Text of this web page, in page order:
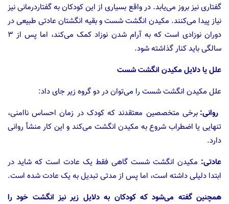
گفتاری نیز بروز می‌یابد. در واقع بسیاری از این کودکان به گفتاردرمانی نیز
نیاز پیدا می‌کنند. مکیدن انگشت شست و بقیه انگشتان عادتی طبیعی در
دوران نوزادی است که به آرام شدن نوزاد کمک می‌کند، اما پس از ۳
سالگی باید کنار گذاشته شود.
علل یا دلایل مکیدن انگشت شست
علل مکیدن انگشت شست را می‌توان در دو گروه زیر جای داد:
روانی: برخی متخصصین معتقدند که کودک در زمان احساس ناامنی،
تنهایی یا اضطراب شروع به مکیدن انگشت می‌کند و این کار منشأ روانی
دارد.
عادتی: مکیدن انگشت شست گاهی فقط یک عادت است که شاید در
ابتدا دلیلی داشته است، اما پس از مدتی تبدیل به یک عادت شده است.
همچنین گفته می‌شود که کودکان به دلایل زیر نیز انگشت خود را